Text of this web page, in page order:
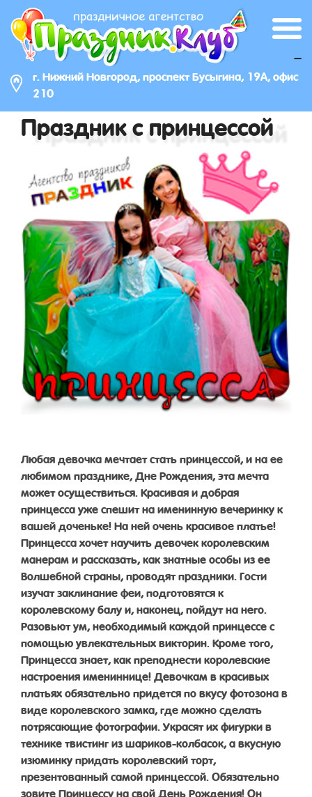
г. Нижний Новгород, проспект Бусыгина, 19А, офис
210
_
Праздник с принцессой
Любая девочка мечтает стать принцессой, и на ее
любимом празднике, Дне Рождения, эта мечта
может осуществиться. Красивая и добрая
принцесса уже спешит на именинную вечеринку к
вашей доченьке! На ней очень красивое платье!
Принцесса хочет научить девочек королевским
манерам и рассказать, как знатные особы из ее
Волшебной страны, проводят праздники. Гости
изучат заклинание феи, подготовятся к
королевскому балу и, наконец, пойдут на него.
Разовьют ум, необходимый каждой принцессе с
помощью увлекательных викторин. Кроме того,
Принцесса знает, как преподнести королевские
настроения имениннице! Девочкам в красивых
платьях обязательно придется по вкусу фотозона в
виде королевского замка, где можно сделать
потрясающие фотографии. Украсят их фигурки в
технике твистинг из шариков-колбасок, а вкусную
изюминку придать королевский торт,
презентованный самой принцессой. Обязательно
зовите Принцессу на свой День Рождения! Он